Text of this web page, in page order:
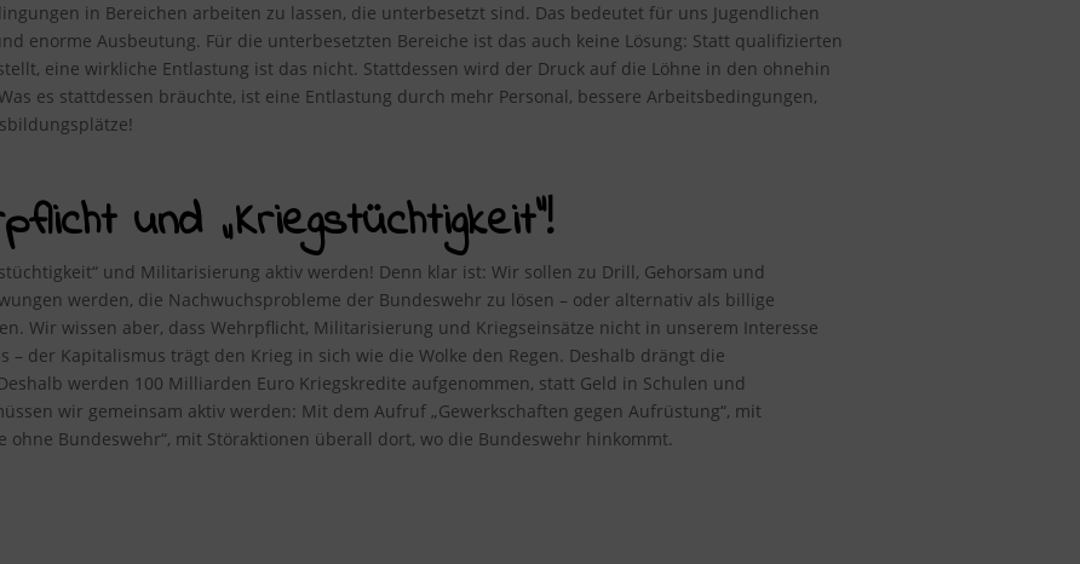
in Bereichen arbeiten zu lassen, die unterbesetzt sind. Das bedeutet für uns Jugendlichen
enorme Ausbeutung. Für die unterbesetzten Bereiche ist das auch keine Lösung: Statt qualifizierten
eine wirkliche Entlastung ist das nicht. Stattdessen wird der Druck auf die Löhne in den ohnehin
es stattdessen bräuchte, ist eine Entlastung durch mehr Personal, bessere Arbeitsbedingungen,
und „Kriegstüchtigkeit“!
und Militarisierung aktiv werden! Denn klar ist: Wir sollen zu Drill, Gehorsam und
werden, die Nachwuchsprobleme der Bundeswehr zu lösen – oder alternativ als billige
Wir wissen aber, dass Wehrpflicht, Militarisierung und Kriegseinsätze nicht in unserem Interesse
– der Kapitalismus trägt den Krieg in sich wie die Wolke den Regen. Deshalb drängt die
werden 100 Milliarden Euro Kriegskredite aufgenommen, statt Geld in Schulen und
wir gemeinsam aktiv werden: Mit dem Aufruf „Gewerkschaften gegen Aufrüstung“, mit
ohne Bundeswehr“, mit Störaktionen überall dort, wo die Bundeswehr hinkommt.